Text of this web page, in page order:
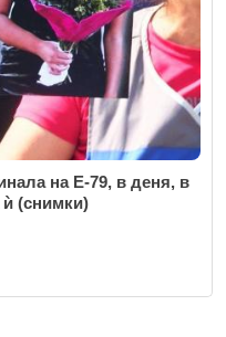
на Е-79, в деня, в
ѝ (снимки)